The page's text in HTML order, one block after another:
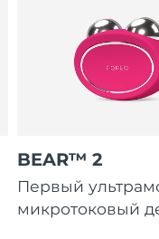
BEAR™ 2
Первый
микротоковый